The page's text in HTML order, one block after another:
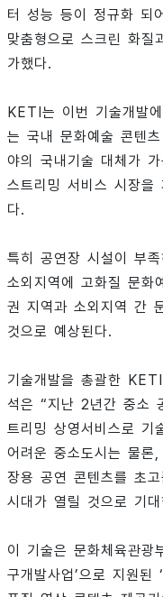
터 성능 등이 정규화 되
맞춤형으로 스크린 화질
가했다.
KETI는 이번 기술개발
는 국내 문화예술 콘텐
야의 국내기술 대체가
스트리밍 서비스 시장
다.
특히 공연장 시설이 부
소외지역에 고화질 문화
권 지역과 소외지역 간
것으로 예상된다.
기술개발을 총괄한
석은 “지난 2년간 중소
트리밍 상영서비스로 기
어려운 중소도시는 물론
장용 공연 콘텐츠를 초
시대가 열릴 것으로 기
이 기술은 문화체육관광
구개발사업’으로 지원된